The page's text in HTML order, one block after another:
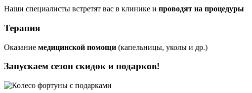
Наши специалисты встретят вас в клинике и проводят на процедуры
Терапия
Оказание медицинской помощи (капельницы, уколы и др.)
Запускаем сезон скидок и подарков!